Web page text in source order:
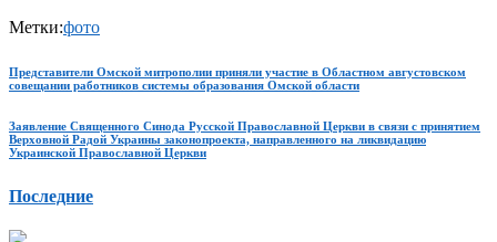
Метки:фото
Представители Омской митрополии приняли участие в Областном августовском
совещании работников системы образования Омской области
Заявление Священного Синода Русской Православной Церкви в связи с принятием
Верховной Радой Украины законопроекта, направленного на ликвидацию
Украинской Православной Церкви
Последние